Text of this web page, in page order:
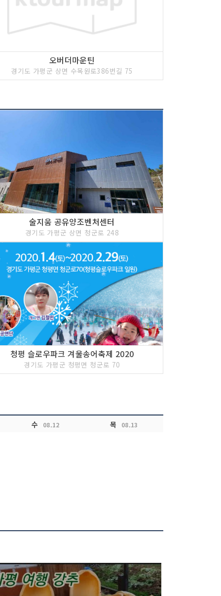
오버더마운틴
경기도 가평군 상면 수목원로386번길 75
술지움 공유양조벤처센터
경기도 가평군 상면 청군로 248
청평 슬로우파크 겨울송어축제 2020
경기도 가평군 청평면 청군로 70
수 08.12 목 08.13